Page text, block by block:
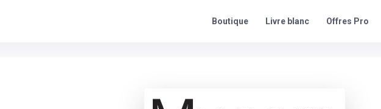
Boutique Livre blanc Offres Pro